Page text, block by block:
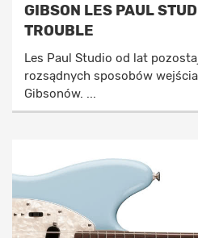
GIBSON LES PAUL
TROUBLE
Les Paul Studio od lat
rozsądnych sposobów
Gibsonów. ...